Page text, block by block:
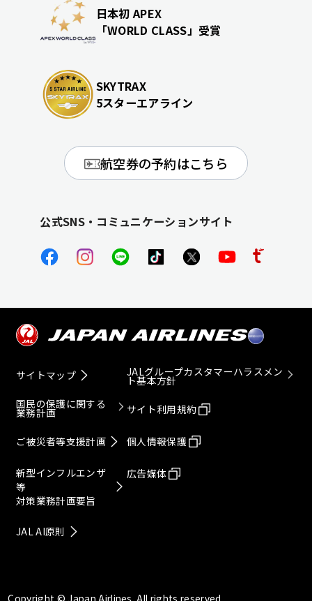
日本初 APEX
「WORLD CLASS」受賞
SKYTRAX
5スターエアライン
航空券の予約はこちら
公式SNS・コミュニケーションサイト
サイトマップ
国民の保護に関する
業務計画
ご被災者等支援計画
新型インフルエンザ
等
対策業務計画要旨
JAL AI原則
JALグループカスタマーハラスメン
ト基本方針
サイト利用規約
個人情報保護
広告媒体
Copyright © Japan Airlines. All rights reserved.